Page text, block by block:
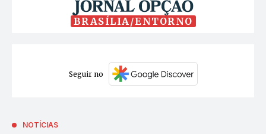
BRASÍLIA/ENTORNO
Seguir no
NOTÍCIAS